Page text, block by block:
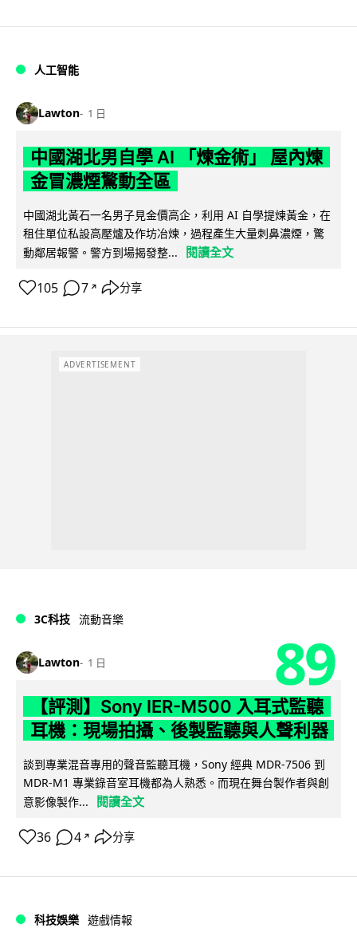
人工智能
Lawton 1 日
中國湖北男自學 AI 「煉金術」 屋內煉
金冒濃煙驚動全區
中國湖北黃石一名男子見金價高企，利用 AI 自學提煉黃金，在
租住單位私設高壓爐及作坊冶煉，過程產生大量刺鼻濃煙，驚
動鄰居報警。警方到場揭發整...
閱讀全文
105 7 ↗ 分享
ADVERTISEMENT
3C科技 流動音樂
Lawton 1 日 89
【評測】Sony IER-M500 入耳式監聽
耳機：現場拍攝、後製監聽與人聲利器
談到專業混音專用的聲音監聽耳機，Sony 經典 MDR-7506 到
MDR-M1 專業錄音室耳機都為人熟悉。而現在舞台製作者與創
意影像製作...
閱讀全文
36 4 ↗ 分享
科技娛樂 遊戲情報